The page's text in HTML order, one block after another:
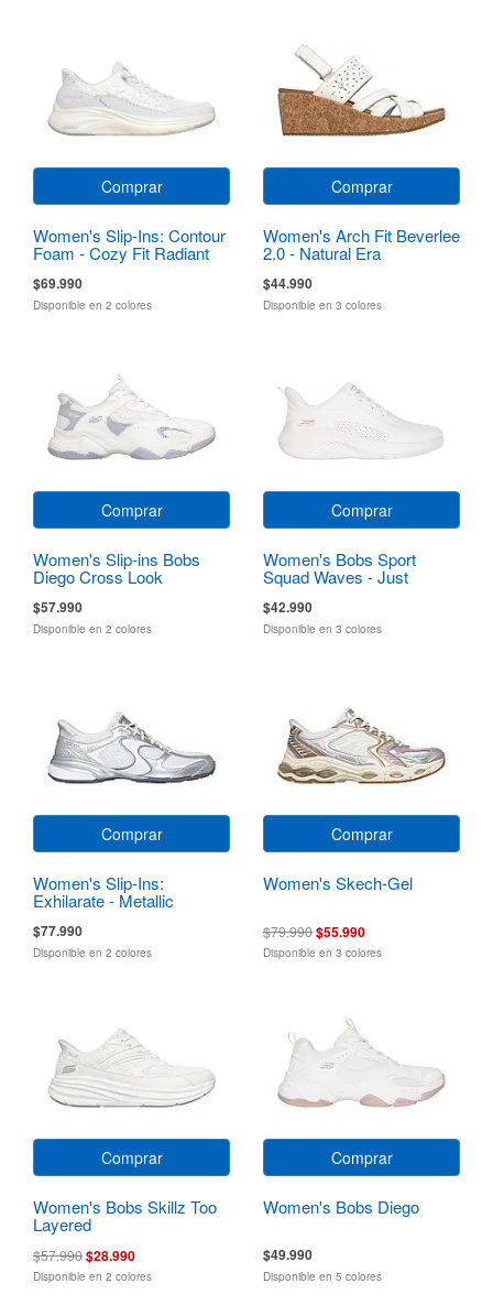
Comprar
Women's Slip-Ins: Contour
Foam - Cozy Fit Radiant
$69.990
Disponible en 2 colores
Comprar
Women's Arch Fit Beverlee
2.0 - Natural Era
$44.990
Disponible en 3 colores
Comprar
Women's Slip-ins Bobs
Diego Cross Look
$57.990
Disponible en 2 colores
Comprar
Women's Bobs Sport
Squad Waves - Just
Wading
$42.990
Disponible en 3 colores
Comprar
Women's Slip-Ins:
Exhilarate - Metallic
$77.990
Disponible en 2 colores
Comprar
Women's Skech-Gel
$79.990$55.990
Disponible en 3 colores
Comprar
Women's Bobs Skillz Too
Layered
$57.990$28.990
Disponible en 2 colores
Comprar
Women's Bobs Diego
$49.990
Disponible en 5 colores